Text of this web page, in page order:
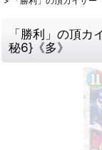
「勝利」の頂
秘6}《多》